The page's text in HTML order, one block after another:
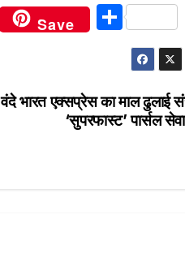
Save
S
h
ar
e
वंदे भारत एक्सप्रेस का माल
‘सुपरफास्ट’ पार्सल